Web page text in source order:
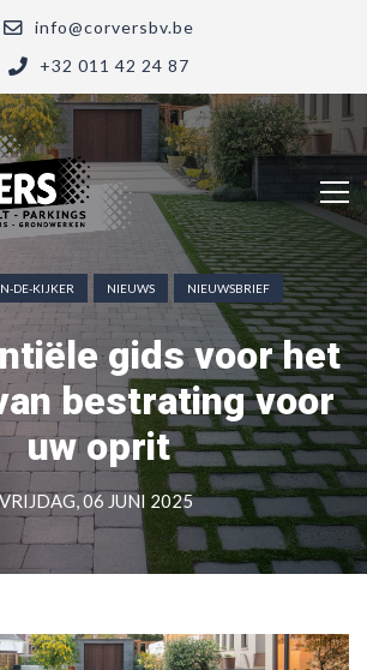
info@corversbv.be
+32 011 42 24 87
DE-KIJKER NIEUWS NIEUWSBRIEF
gids voor het
bestrating voor
uw oprit
06 JUNI 2025